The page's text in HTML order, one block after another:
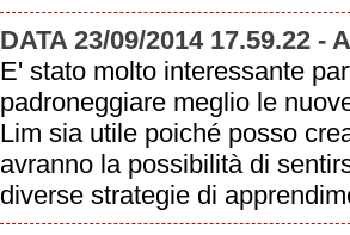
DATA 23/09/2014 17.59.22 -
E' stato molto interessante
padroneggiare meglio le
Lim sia utile poiché posso
avranno la possibilità di
diverse strategie di